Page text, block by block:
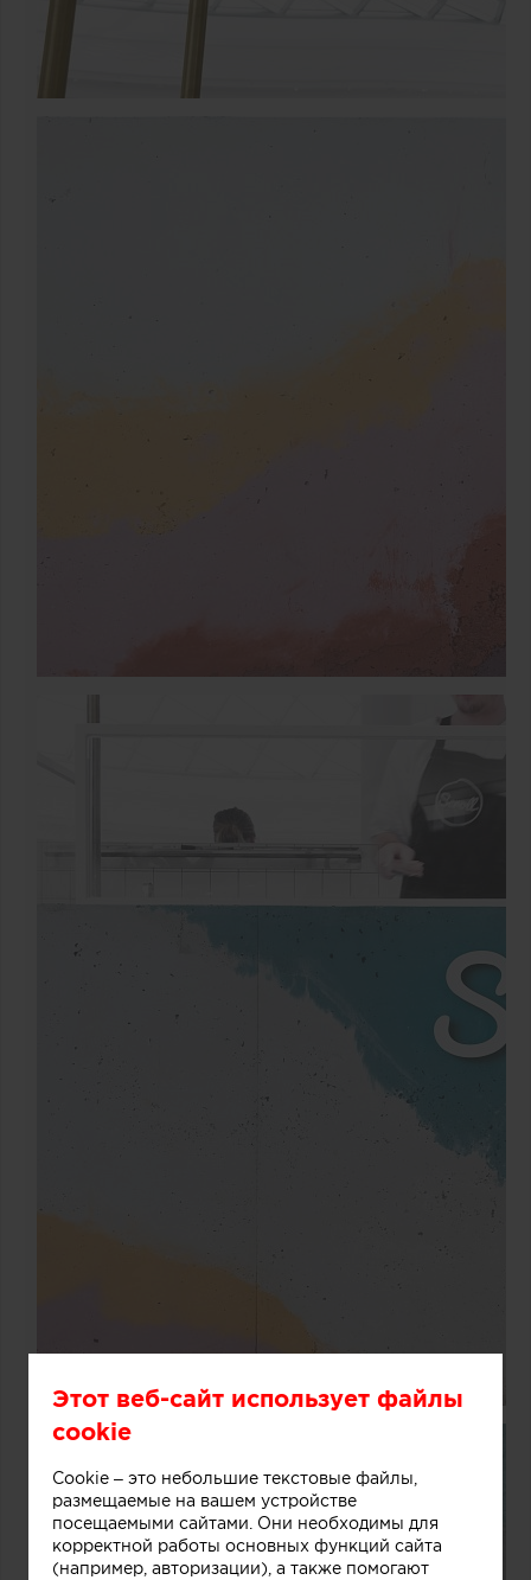
Этот веб-сайт использует файлы
cookie
Cookie – это небольшие текстовые файлы,
размещаемые на вашем устройстве
посещаемыми сайтами. Они необходимы для
корректной работы основных функций сайта
(например, авторизации), а также помогают